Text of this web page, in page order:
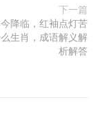
下一篇
降临，红袖点灯苦
生肖，成语解义解
析解答